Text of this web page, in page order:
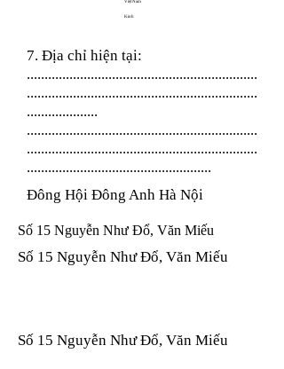
Việt Nam
Kinh
7. Địa chỉ hiện tại:
.................................................................
.................................................................
....................
.................................................................
.................................................................
....................................................
Đông Hội Đông Anh Hà Nội
Số 15 Nguyễn Như Đổ, Văn Miếu
Số 15 Nguyễn Như Đổ, Văn Miếu
Số 15 Nguyễn Như Đổ, Văn Miếu